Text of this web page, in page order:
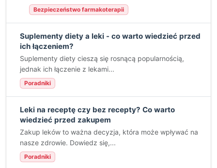
Bezpieczeństwo farmakoterapii
Suplementy diety a leki - co warto wiedzieć przed
ich łączeniem?
Suplementy diety cieszą się rosnącą popularnością,
jednak ich łączenie z lekami...
Poradniki
Leki na receptę czy bez recepty? Co warto
wiedzieć przed zakupem
Zakup leków to ważna decyzja, która może wpływać na
nasze zdrowie. Dowiedz się,...
Poradniki